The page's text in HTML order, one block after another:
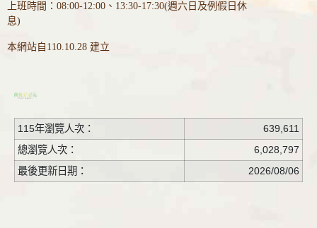
上班時間：08:00-12:00、13:30-17:30(週六日及例假日休
息)
本網站自110.10.28 建立
115年瀏覽人次：
639,611
總瀏覽人次：
6,028,797
最後更新日期：
2026/08/06